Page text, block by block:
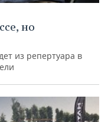
но
из репертуара в